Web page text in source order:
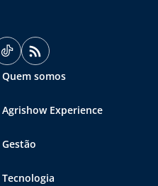
Quem somos
Agrishow Experience
Gestão
Tecnologia